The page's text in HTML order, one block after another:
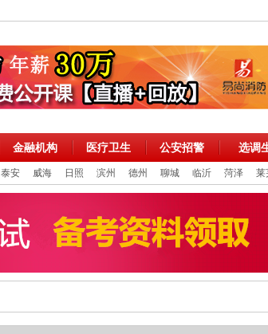
金融机构 医疗卫生 公安招警 选调
泰安 威海 日照 滨州 德州 聊城 临沂 菏泽 莱